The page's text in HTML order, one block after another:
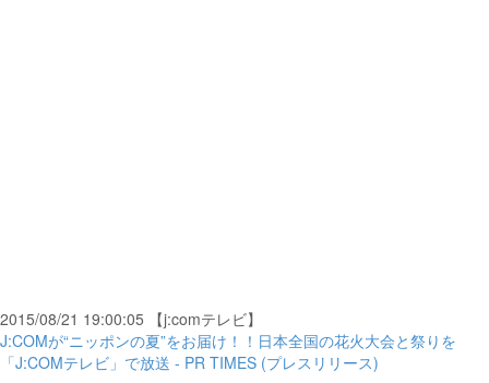
2015/08/21 19:00:05 【j:comテレビ】
J:COMが“ニッポンの夏”をお届け！！日本全国の花火大会と祭りを
「J:COMテレビ」で放送 - PR TIMES (プレスリリース)